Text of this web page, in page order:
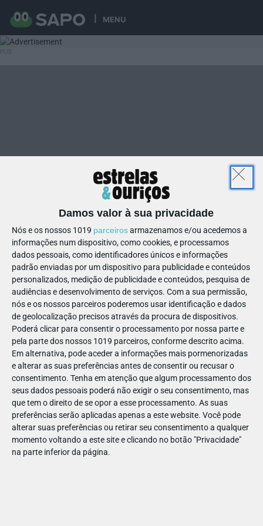
MENU
Damos valor à sua privacidade
Nós e os nossos 1019 parceirosarmazenamos e/ou acedemos a
informações num dispositivo, como cookies, e processamos
dados pessoais, como identificadores únicos e informações
padrão enviadas por um dispositivo para publicidade e conteúdos
personalizados, medição de publicidade e conteúdos, pesquisa de
audiências e desenvolvimento de serviços. Com a sua permissão,
nós e os nossos parceiros poderemos usar identificação e dados
de geolocalização precisos através da procura de dispositivos.
Poderá clicar para consentir o processamento por nossa parte e
pela parte dos nossos 1019 parceiros, conforme descrito acima.
Em alternativa, pode aceder a informações mais pormenorizadas
e alterar as suas preferências antes de consentir ou recusar o
consentimento. Tenha em atenção que algum processamento dos
seus dados pessoais poderá não exigir o seu consentimento, mas
que tem o direito de se opor a esse processamento. As suas
preferências serão aplicadas apenas a este website. Você pode
alterar suas preferências ou retirar seu consentimento a qualquer
momento voltando a este site e clicando no botão "Privacidade"
na parte inferior da página.
23
83250674778336